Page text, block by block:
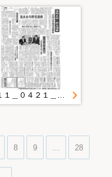
２０１１＿０４２１＿３＿危険区域の建設制限 復興の青写真が見たい
8 9 28